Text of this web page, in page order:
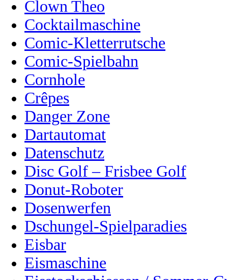
Clown Theo
Cocktailmaschine
Comic-Kletterrutsche
Comic-Spielbahn
Cornhole
Crêpes
Danger Zone
Dartautomat
Datenschutz
Disc Golf – Frisbee Golf
Donut-Roboter
Dosenwerfen
Dschungel-Spielparadies
Eisbar
Eismaschine